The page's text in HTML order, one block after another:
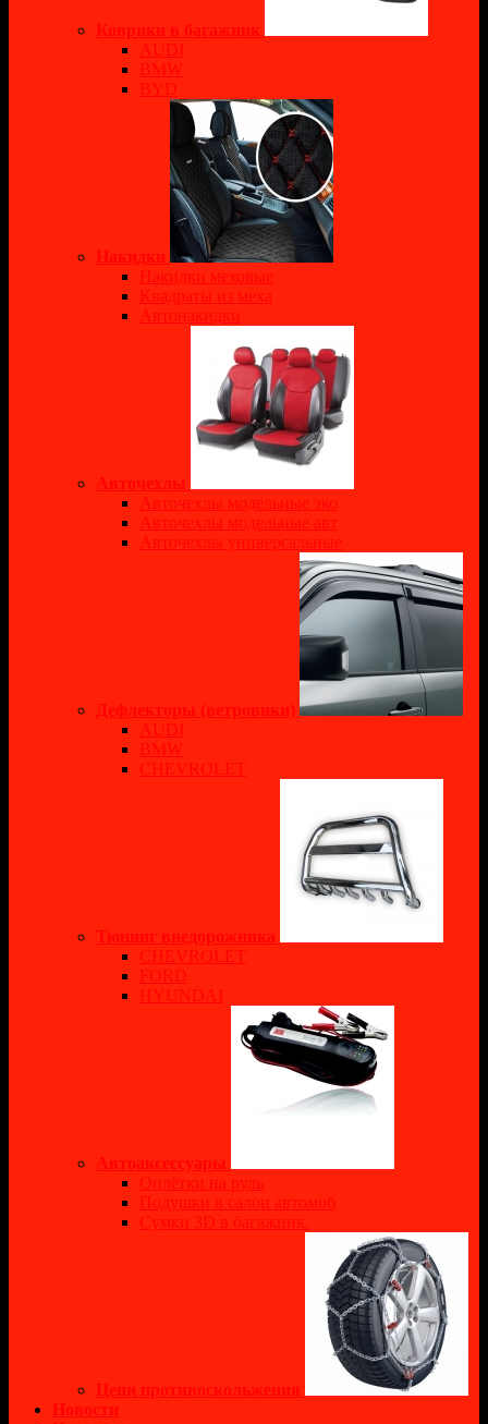
Коврики в багажник
AUDI
BMW
BYD
Накидки
Накидки меховые
Квадраты из меха
Автонакидки
Авточехлы
Авточехлы модельные эко
Авточехлы модельные авт
Авточехлы универсальные
Дефлекторы (ветровики)
AUDI
BMW
CHEVROLET
Тюнинг внедорожника
CHEVROLET
FORD
HYUNDAI
Автоаксессуары
Оплётки на руль
Подушки в салон автомоб
Сумки 3D в багажник.
Цепи противоскольжения
Новости